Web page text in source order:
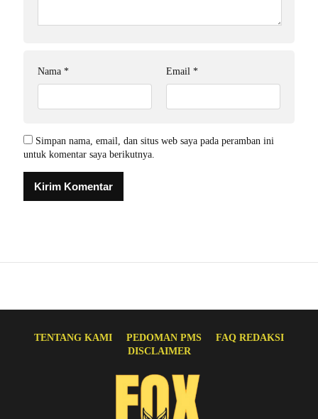
Nama * Email *
Simpan nama, email, dan situs web saya pada peramban ini
untuk komentar saya berikutnya.
TENTANG KAMI PEDOMAN PMS
FAQ REDAKSI
DISCLAIMER